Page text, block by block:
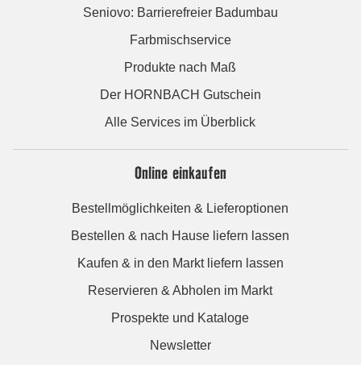
Seniovo: Barrierefreier Badumbau
Farbmischservice
Produkte nach Maß
Der HORNBACH Gutschein
Alle Services im Überblick
Online einkaufen
Bestellmöglichkeiten & Lieferoptionen
Bestellen & nach Hause liefern lassen
Kaufen & in den Markt liefern lassen
Reservieren & Abholen im Markt
Prospekte und Kataloge
Newsletter